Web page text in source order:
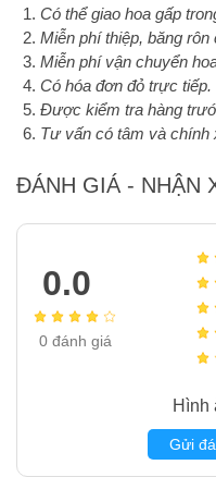
Có thể giao hoa gấp
Miễn phí thiệp, băng
Miễn phí vận chuyển
Có hóa đơn đỏ trực tiếp.
Được kiểm tra hàng
Tư vấn có tâm và chính
ĐÁNH GIÁ - NHẬN
0.0
0đánh giá
Hình
Gửi